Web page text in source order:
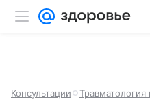
Консультации Травматология